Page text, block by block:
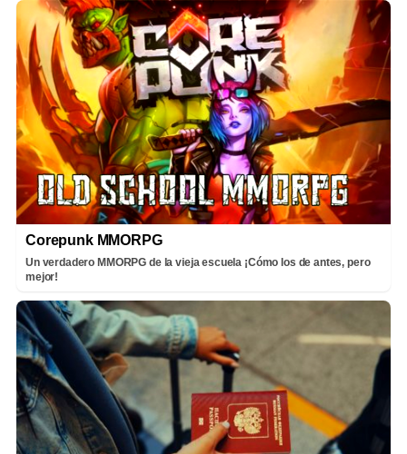
Corepunk MMORPG
Un verdadero MMORPG de la vieja escuela ¡Cómo los de antes, pero
mejor!